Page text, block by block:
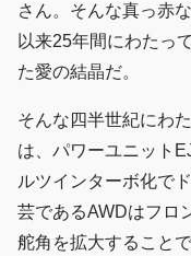
さん。そんな真っ赤
以来25年間にわたっ
た愛の結晶だ。
そんな四半世紀にわ
は、パワーユニット
ルツインターボ化で
芸であるAWDはフロ
舵角を拡大すること